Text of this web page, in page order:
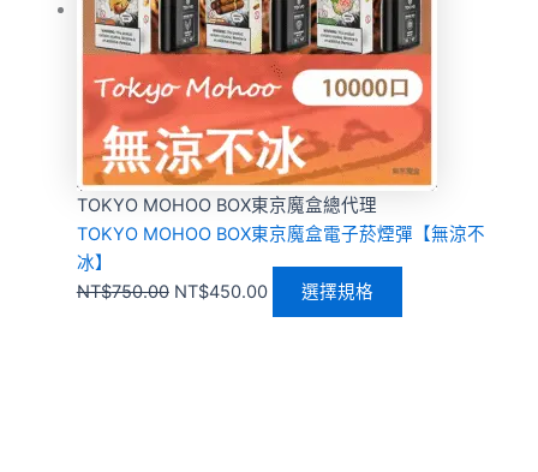
TOKYO MOHOO BOX東京魔盒總代理
TOKYO MOHOO BOX東京魔盒電子菸煙彈【無涼不
冰】
NT$750.00 NT$450.00 選擇規格